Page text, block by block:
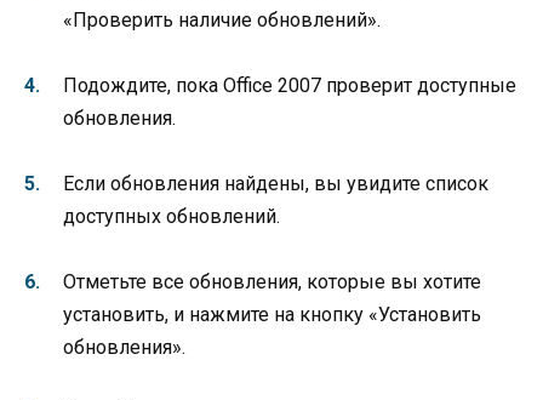
«Проверить наличие обновлений».
Подождите, пока Office 2007 проверит доступные
обновления.
Если обновления найдены, вы увидите список
доступных обновлений.
Отметьте все обновления, которые вы хотите
установить, и нажмите на кнопку «Установить
обновления».